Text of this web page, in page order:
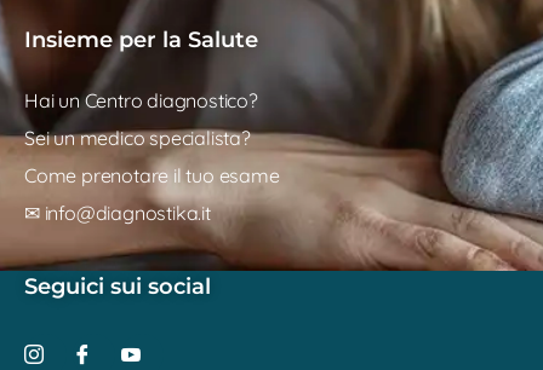
Insieme per la Salute
Hai un Centro diagnostico?
Sei un medico specialista?
Come prenotare il tuo esame
✉ info@diagnostika.it
Seguici sui social